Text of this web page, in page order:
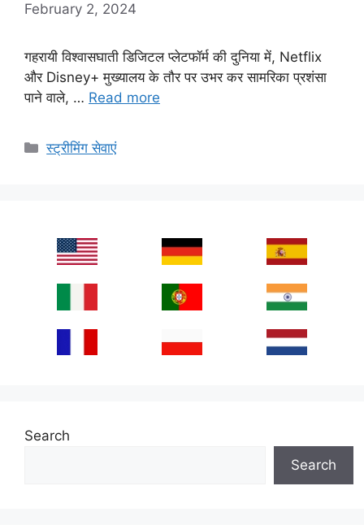
February 2, 2024
गहरायी विश्वासघाती डिजिटल प्लेटफॉर्म की दुनिया में, Netflix
और Disney+ मुख्यालय के तौर पर उभर कर सामरिका प्रशंसा
पाने वाले, … Read more
Categories
स्ट्रीमिंग सेवाएं
Search
Search